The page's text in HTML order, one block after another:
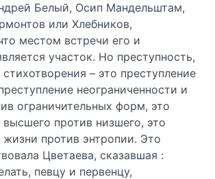
Белый, Осип Мандельштам,
или Хлебников,
местом встречи его и
участок. Но преступность,
– это преступление
неограниченности и
ограничительных форм, это
высшего против низшего, это
жизни против энтропии. Это
Цветаева, сказавшая :
певцу и первенцу,